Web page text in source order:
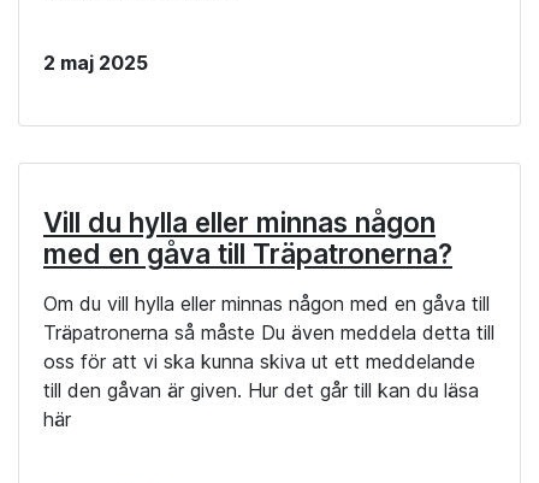
2 maj 2025
Vill du hylla eller minnas någon
med en gåva till Träpatronerna?
Om du vill hylla eller minnas någon med en gåva till
Träpatronerna så måste Du även meddela detta till
oss för att vi ska kunna skiva ut ett meddelande
till den gåvan är given. Hur det går till kan du läsa
här